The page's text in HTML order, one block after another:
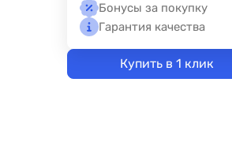
Бонусы за покупку
Гарантия качества
Купить в 1 клик